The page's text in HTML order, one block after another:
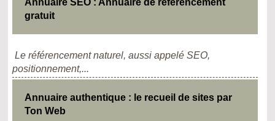
Annuaire SEO : Annuaire de référencement
gratuit
Le référencement naturel, aussi appelé SEO,
positionnement,...
Annuaire authentique : le recueil de sites par
Ton Web